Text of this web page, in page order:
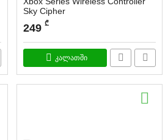
Sky Cipher
სასაქონლო კოდი:
249 ₾
კალათში